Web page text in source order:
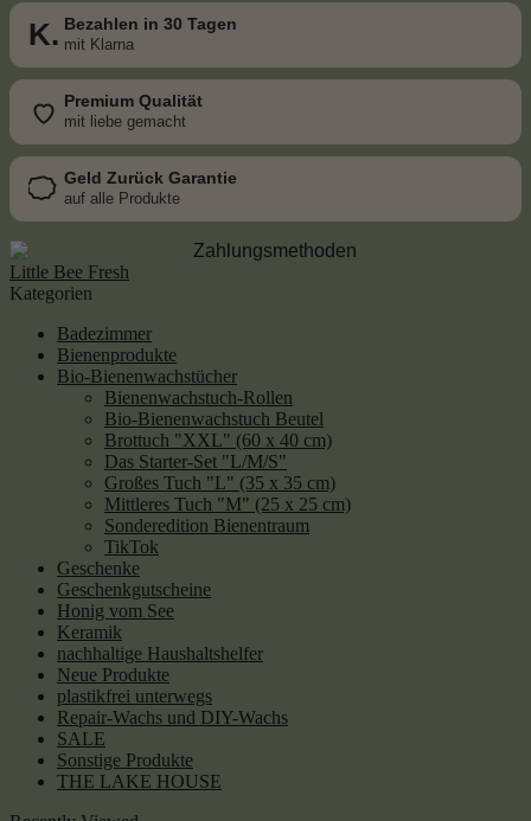
K. Bezahlen in 30 Tagen
mit Klarna
Premium Qualität
mit liebe gemacht
Geld Zurück Garantie
auf alle Produkte
Little Bee Fresh
Kategorien
Badezimmer
Bienenprodukte
Bio-Bienenwachstücher
Bienenwachstuch-Rollen
Bio-Bienenwachstuch Beutel
Brottuch "XXL" (60 x 40 cm)
Das Starter-Set "L/M/S"
Großes Tuch "L" (35 x 35 cm)
Mittleres Tuch "M" (25 x 25 cm)
Sonderedition Bienentraum
TikTok
Geschenke
Geschenkgutscheine
Honig vom See
Keramik
nachhaltige Haushaltshelfer
Neue Produkte
plastikfrei unterwegs
Repair-Wachs und DIY-Wachs
SALE
Sonstige Produkte
THE LAKE HOUSE